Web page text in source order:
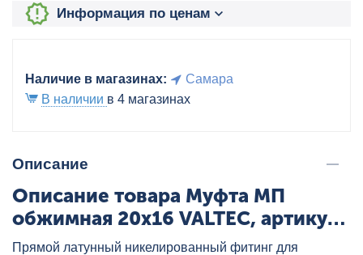
Информация по ценам
Наличие в магазинах:
Самара
В наличии в 4 магазинах
Описание
Описание товара Муфта МП
обжимная 20x16 VALTEC, артикул:
VTm.303.N.002016
Прямой латунный никелированный фитинг для